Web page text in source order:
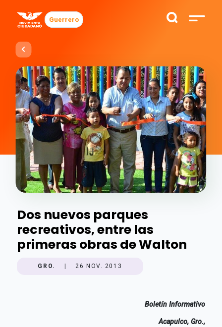
Guerrero
Dos nuevos parques
recreativos, entre las
primeras obras de Walton
GRO. 26 NOV. 2013
Boletín Informativo
Acapulco, Gro.,